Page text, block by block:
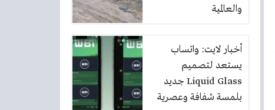
والعالمية
أخبار لايت: واتساب
يستعد لتصميم
Liquid Glass جديد
بلمسة شفافة وعصرية